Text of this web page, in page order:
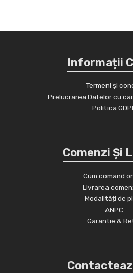
Informații
Termeni și
Prelucrarea Datelor cu
Politica
Comenzi Și
Cum comand
Livrarea
Modalități de
ANPC
Garantie &